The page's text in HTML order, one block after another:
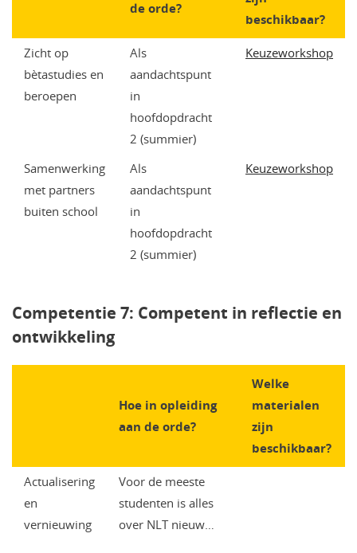
de orde?
beschikbaar?
Zicht op
bètastudies en
beroepen
Als
aandachtspunt
in
hoofdopdracht
2 (summier)
Keuzeworkshop
Samenwerking
met partners
buiten school
Als
aandachtspunt
in
hoofdopdracht
2 (summier)
Keuzeworkshop
Competentie 7: Competent in reflectie en
ontwikkeling
Hoe in opleiding
aan de orde?
Welke
materialen
zijn
beschikbaar?
Actualisering
en
vernieuwing
Voor de meeste
studenten is alles
over NLT nieuw…